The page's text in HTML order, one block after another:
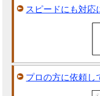
スピードにも対応
プロの方に依頼し